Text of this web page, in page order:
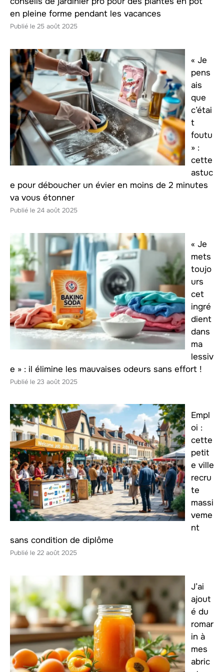
en pleine forme pendant les vacances
25 août 2025
« Je
pens
ais
que
c’étai
t
foutu
» :
cette
astuc
e pour déboucher un évier en moins de 2 minutes
va vous étonner
24 août 2025
« Je
mets
toujo
urs
cet
ingré
dient
dans
ma
lessiv
e » : il élimine les mauvaises odeurs sans effort !
23 août 2025
Empl
oi :
cette
petit
e ville
recru
te
massi
veme
nt
sans condition de diplôme
22 août 2025
J’ai
ajout
é du
romar
in à
mes
abric